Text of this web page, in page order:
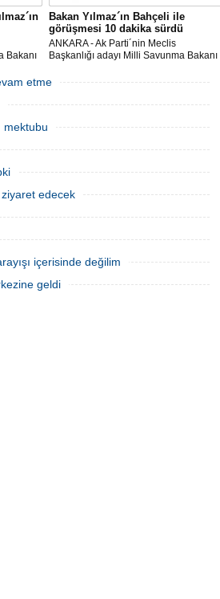
Bakanı
HDP
Bakan Yılmaz´ın Bahçeli ile
görüşmesi 10 dakika sürdü
ANKARA - Ak Parti´nin Meclis
Başkanlığı adayı Milli Savunma Bakanı
Devlet Bahçeli ile görüşmek üzere saat
geldi. AK Parti Gene
etme
mektubu
ziyaret edecek
içerisinde değilim
geldi